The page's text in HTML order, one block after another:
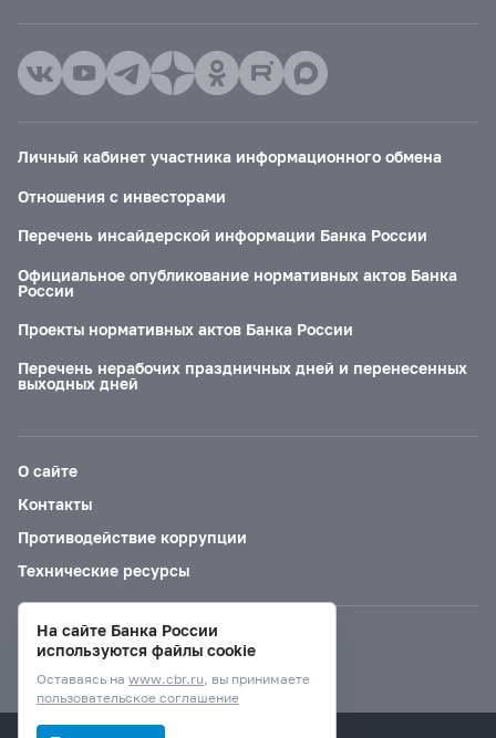
Личный кабинет участника информационного обмена
Отношения с инвесторами
Перечень инсайдерской информации Банка России
Официальное опубликование нормативных актов Банка
России
Проекты нормативных актов Банка России
Перечень нерабочих праздничных дней и перенесенных
выходных дней
О сайте
Контакты
Противодействие коррупции
Технические ресурсы
Версия для слабовидящих
На сайте Банка России
используются файлы cookie
Оставаясь на www.cbr.ru, вы принимаете
пользовательское соглашение